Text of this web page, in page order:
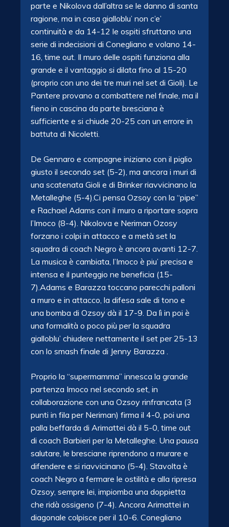
parte e Nikolova dall’altra se le danno di santa
ragione, ma in casa gialloblu’ non c’e’
continuità e da 14-12 le ospiti sfruttano una
serie di indecisioni di Conegliano e volano 14-
16, time out. Il muro delle ospiti funziona alla
grande e il vantaggio si dilata fino al 15-20
(proprio con uno dei tre muri nel set di Gioli). Le
Pantere provano a combattere nel finale, ma il
fieno in cascina da parte bresciana è
sufficiente e si chiude 20-25 con un errore in
battuta di Nicoletti.
De Gennaro e compagne iniziano con il piglio
giusto il secondo set (5-2), ma ancora i muri di
una scatenata Gioli e di Brinker riavvicinano la
Metalleghe (5-4).Ci pensa Ozsoy con la “pipe”
e Rachael Adams con il muro a riportare sopra
l’Imoco (8-4). Nikolova e Neriman Ozosy
forzano i colpi in attacco e a metà set la
squadra di coach Negro è ancora avanti 12-7.
La musica è cambiata, l’Imoco è piu’ precisa e
intensa e il punteggio ne beneficia (15-
7).Adams e Barazza toccano parecchi palloni
a muro e in attacco, la difesa sale di tono e
una bomba di Ozsoy dà il 17-9. Da lì in poi è
una formalità o poco più per la squadra
gialloblu’ chiudere nettamente il set per 25-13
con lo smash finale di Jenny Barazza .
Proprio la “supermamma” innesca la grande
partenza Imoco nel secondo set, in
collaborazione con una Ozsoy rinfrancata (3
punti in fila per Neriman) firma il 4-0, poi una
palla beffarda di Arimattei dà il 5-0, time out
di coach Barbieri per la Metalleghe. Una pausa
salutare, le bresciane riprendono a murare e
difendere e si riavvicinano (5-4). Stavolta è
coach Negro a fermare le ostilità e alla ripresa
Ozsoy, sempre lei, impiomba una doppietta
che ridà ossigeno (7-4). Ancora Arimattei in
diagonale colpisce per il 10-6. Conegliano